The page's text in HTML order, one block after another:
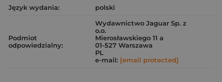
Język wydania:
polski
Podmiot
odpowiedzialny:
Wydawnictwo Jaguar Sp. z
o.o.
Mierosławskiego 11 a
01-527 Warszawa
PL
e-mail: [email protected]